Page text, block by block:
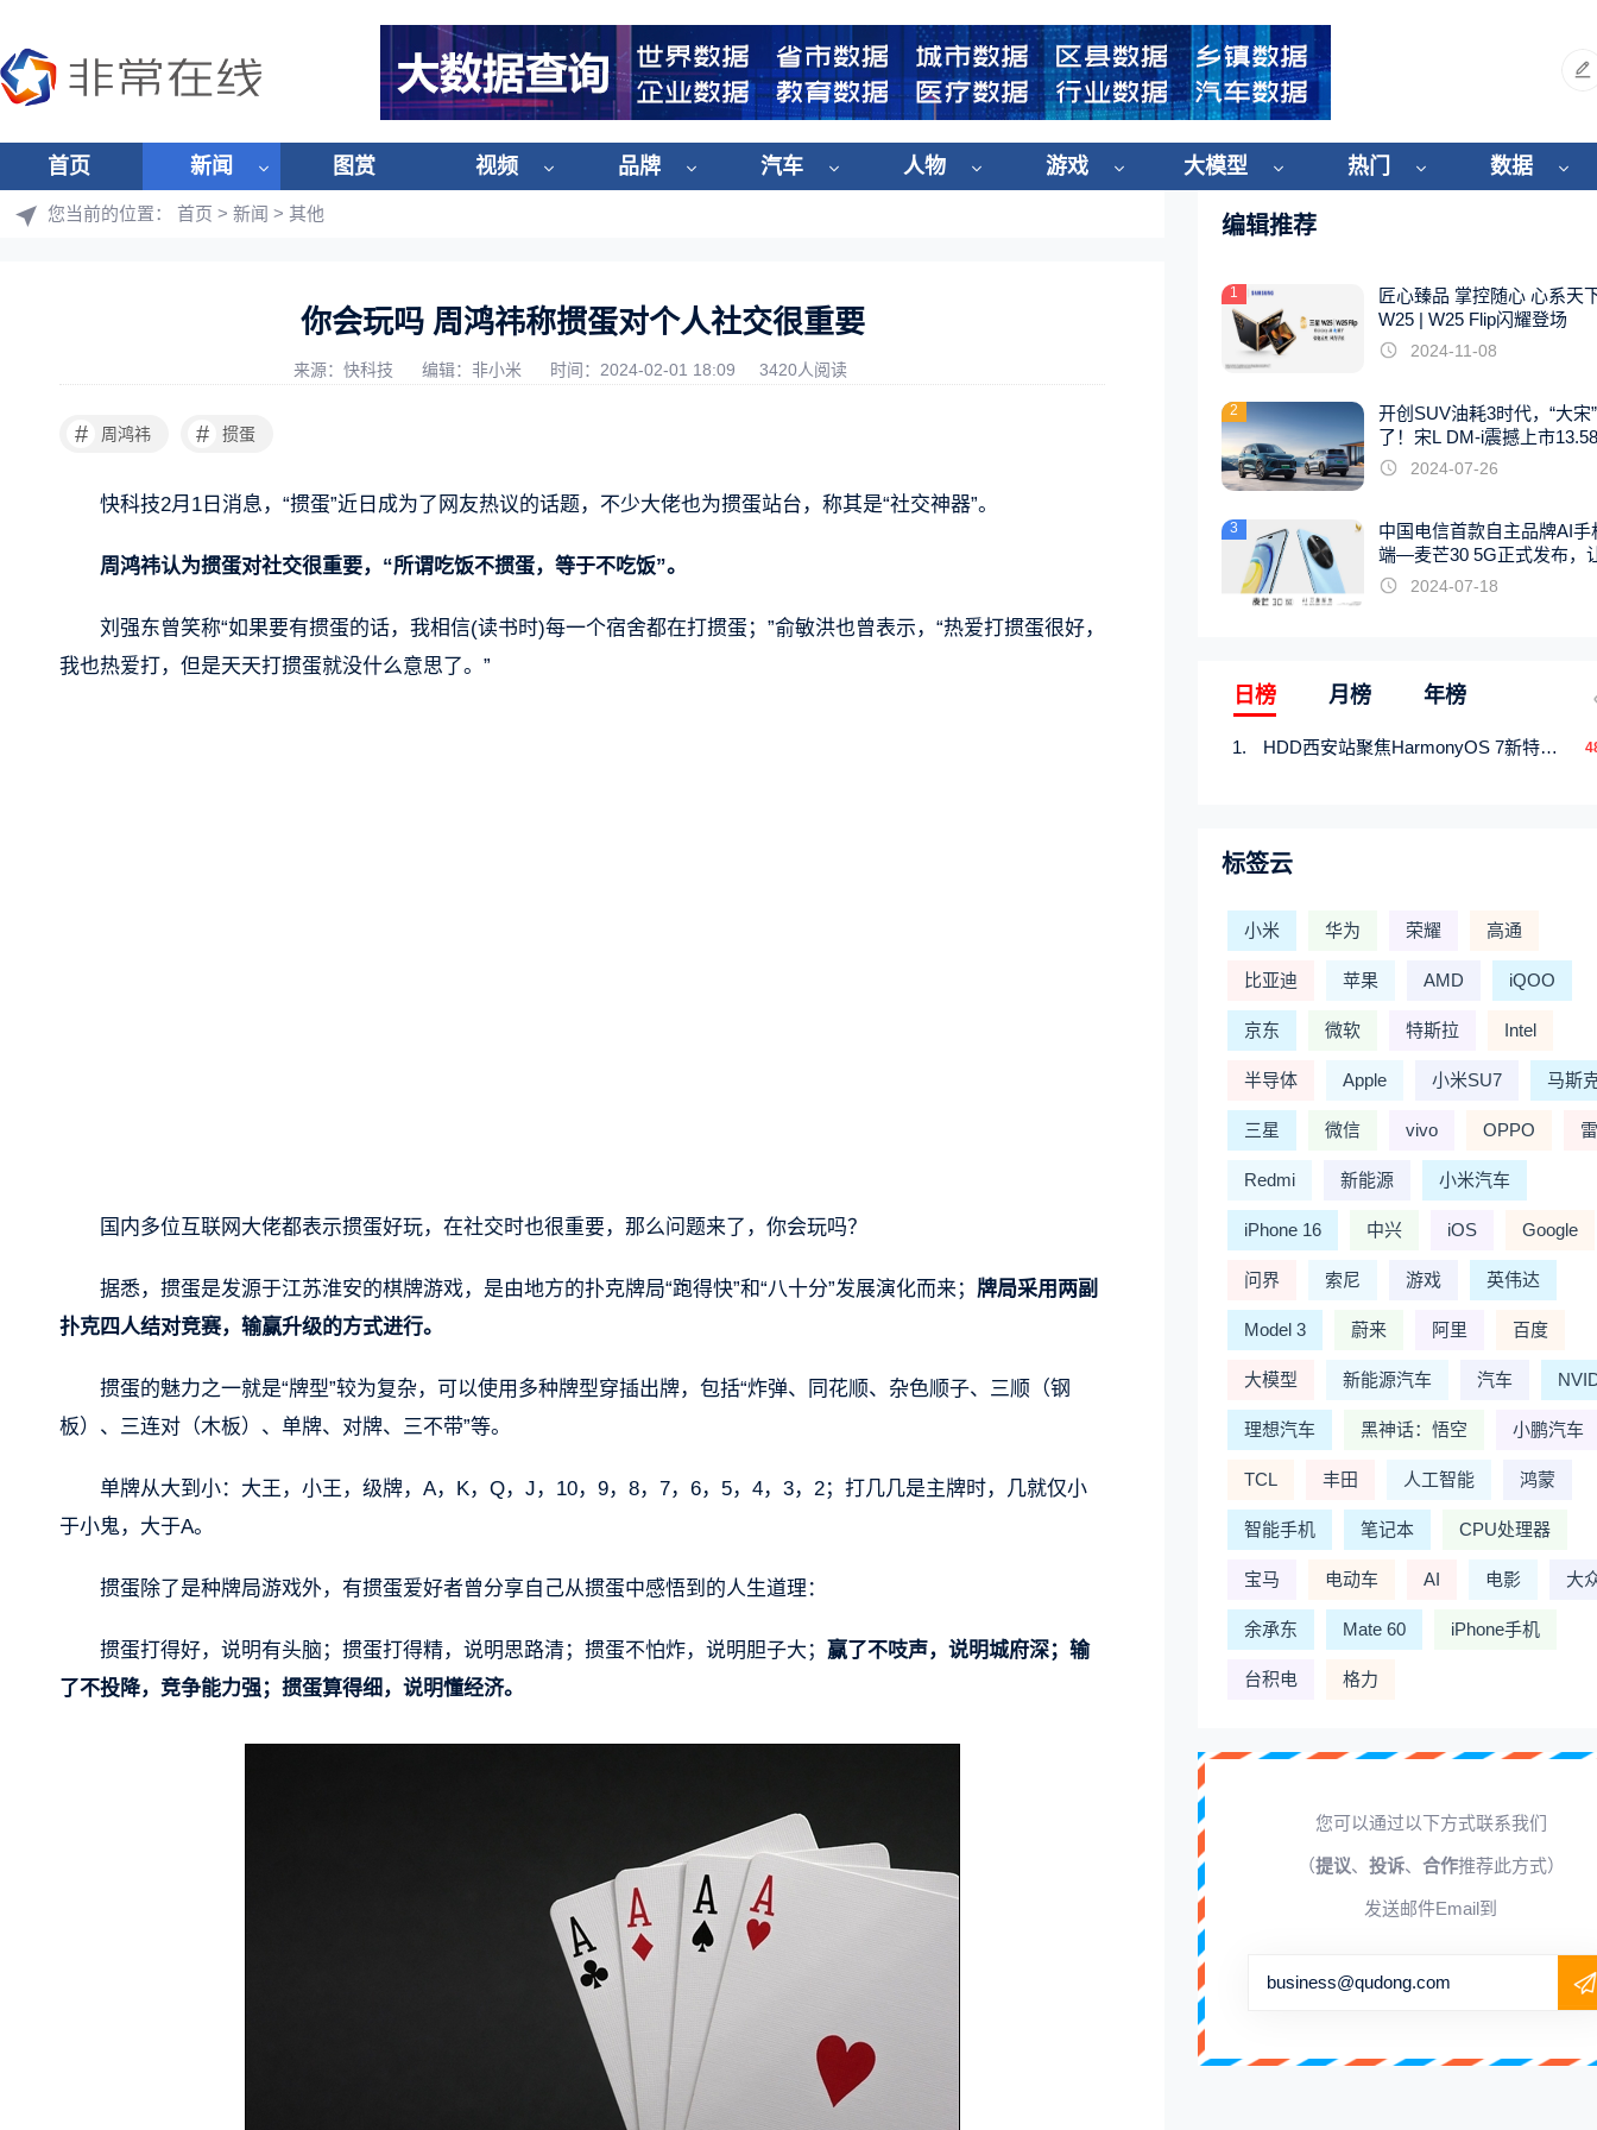
首页 新闻 图赏 视频 品牌 汽车 人物 游戏 大模型 热门 数据
您当前的位置： 首页 > 新闻 > 其他
你会玩吗 周鸿祎称掼蛋对个人社交很重要
来源：快科技 编辑：非小米 时间：2024-02-01 18:09 3420人阅读
# 周鸿祎 # 掼蛋
快科技2月1日消息，“掼蛋”近日成为了网友热议的话题，不少大佬也为掼蛋站台，称其是“社交神器”。
周鸿祎认为掼蛋对社交很重要，“所谓吃饭不掼蛋，等于不吃饭”。
刘强东曾笑称“如果要有掼蛋的话，我相信(读书时)每一个宿舍都在打掼蛋；”俞敏洪也曾表示，“热爱打掼蛋很好，
我也热爱打，但是天天打掼蛋就没什么意思了。”
国内多位互联网大佬都表示掼蛋好玩，在社交时也很重要，那么问题来了，你会玩吗？
据悉，掼蛋是发源于江苏淮安的棋牌游戏，是由地方的扑克牌局“跑得快”和“八十分”发展演化而来； 牌局采用两副
扑克四人结对竞赛，输赢升级的方式进行。
掼蛋的魅力之一就是“牌型”较为复杂，可以使用多种牌型穿插出牌，包括“炸弹、同花顺、杂色顺子、三顺（钢
板）、三连对（木板）、单牌、对牌、三不带”等。
单牌从大到小：大王，小王，级牌，A，K，Q，J，10，9，8，7，6，5，4，3，2；打几几是主牌时，几就仅小
于小鬼，大于A。
掼蛋除了是种牌局游戏外，有掼蛋爱好者曾分享自己从掼蛋中感悟到的人生道理：
掼蛋打得好，说明有头脑；掼蛋打得精，说明思路清；掼蛋不怕炸，说明胆子大； 赢了不吱声，说明城府深；输
了不投降，竞争能力强；掼蛋算得细，说明懂经济。
编辑推荐
1
匠心臻品 掌控随心 心系天
W25 | W25 Flip闪耀登场
2024-11-08
2
开创SUV油耗3时代，“大宋
了！宋L DM-i震撼上市
起
2024-07-26
3
中国电信首款自主品牌AI手
端—麦芒30 5G正式发布，
触手可及2024-07-18
日榜 月榜 年榜
HDD西安站聚焦HarmonyOS 7新特性，解锁从互联到智能的应用开发新范式
标签云
小米 华为 荣耀 高通
比亚迪 苹果 AMD iQOO
京东 微软 特斯拉 Intel
半导体 Apple 小米SU7 马斯
三星 微信 vivo OPPO
Redmi 新能源 小米汽车
iPhone 16 中兴 iOS Google
问界 索尼 游戏 英伟达
Model 3 蔚来 阿里 百度
大模型 新能源汽车 汽车
理想汽车 黑神话：悟空 小鹏汽车
TCL 丰田 人工智能 鸿蒙
智能手机 笔记本 CPU处理器
宝马 电动车 AI 电影 大
余承东 Mate 60 iPhone手机
台积电 格力
您可以通过以下方式联系我们
（提议、 投诉、 合作推荐此方式）
发送邮件Email到
business@qudong.com